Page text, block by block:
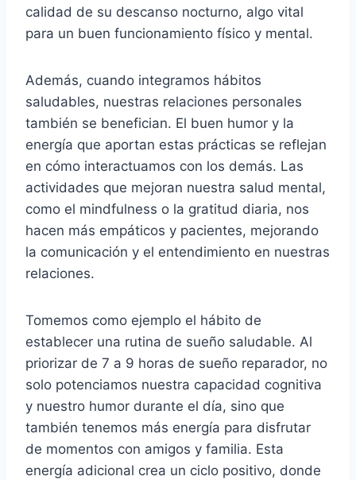
calidad de su descanso nocturno, algo vital
para un buen funcionamiento físico y mental.
Además, cuando integramos hábitos
saludables, nuestras relaciones personales
también se benefician. El buen humor y la
energía que aportan estas prácticas se reflejan
en cómo interactuamos con los demás. Las
actividades que mejoran nuestra salud mental,
como el mindfulness o la gratitud diaria, nos
hacen más empáticos y pacientes, mejorando
la comunicación y el entendimiento en nuestras
relaciones.
Tomemos como ejemplo el hábito de
establecer una rutina de sueño saludable. Al
priorizar de 7 a 9 horas de sueño reparador, no
solo potenciamos nuestra capacidad cognitiva
y nuestro humor durante el día, sino que
también tenemos más energía para disfrutar
de momentos con amigos y familia. Esta
energía adicional crea un ciclo positivo, donde